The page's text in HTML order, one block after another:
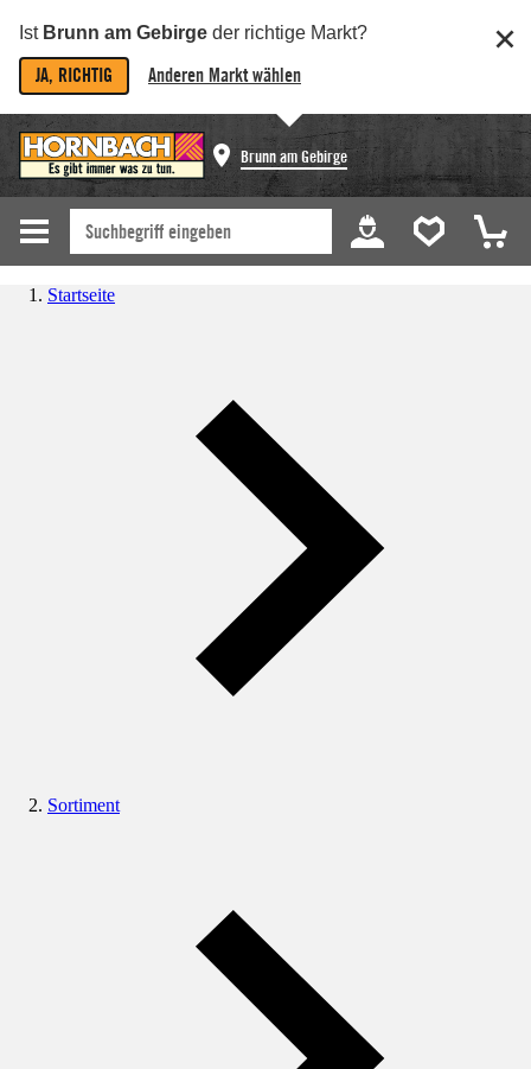
Ist Brunn am Gebirge der richtige Markt?
JA, RICHTIG Anderen Markt wählen
Brunn am Gebirge
Startseite
Sortiment